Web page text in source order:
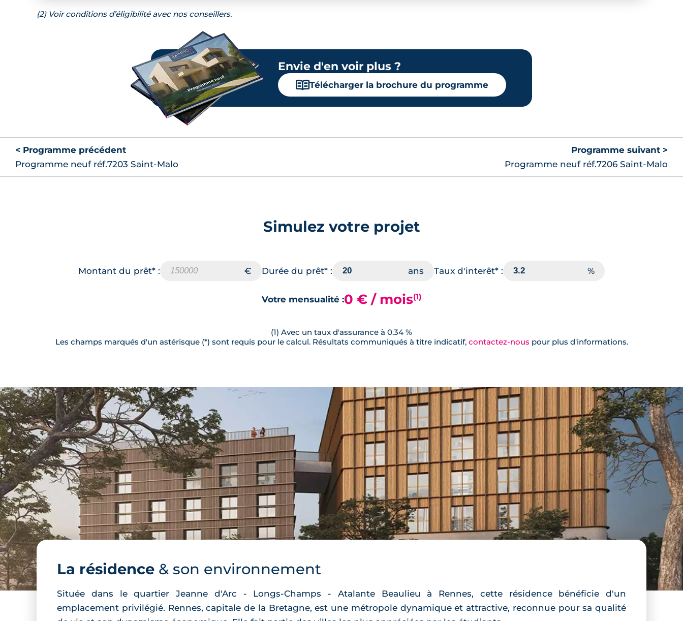
(2) Voir conditions d’éligibilité avec nos conseillers.
Envie d'en voir plus ?
📖Télécharger la brochure du programme
< Programme précédent
Programme neuf réf.7203 Saint-Malo
Programme suivant >
Programme neuf réf.7206 Saint-Malo
Simulez votre projet
Montant du prêt* : Durée du prêt* : Taux d'interêt* :
Votre mensualité :0 € / mois(1)
(1) Avec un taux d'assurance à 0.34 %
Les champs marqués d'un astérisque (*) sont requis pour le calcul. Résultats communiqués à titre indicatif, contactez-nous pour plus d'informations.
La résidence & son environnement
Située dans le quartier Jeanne d'Arc - Longs-Champs - Atalante Beaulieu à Rennes, cette résidence bénéficie d'un
emplacement privilégié. Rennes, capitale de la Bretagne, est une métropole dynamique et attractive, reconnue pour sa qualité